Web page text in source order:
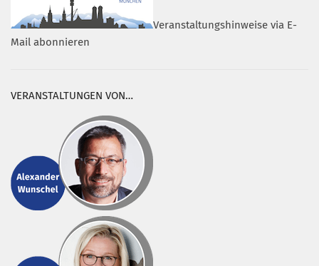
Veranstaltungshinweise via E-
Mail abonnieren
VERANSTALTUNGEN VON…